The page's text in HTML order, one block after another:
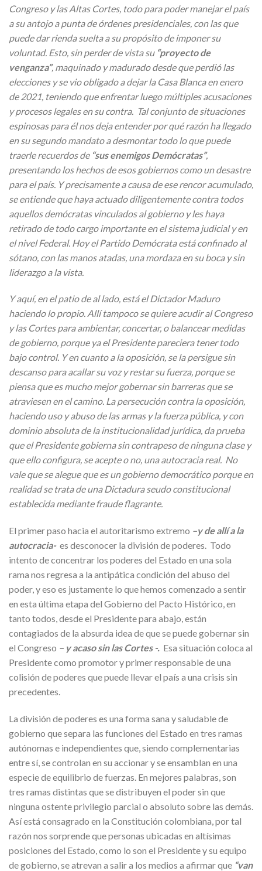
Congreso y las Altas Cortes, todo para poder manejar el país
a su antojo a punta de órdenes presidenciales, con las que
puede dar rienda suelta a su propósito de imponer su
voluntad. Esto, sin perder de vista su “proyecto de
venganza”, maquinado y madurado desde que perdió las
elecciones y se vio obligado a dejar la Casa Blanca en enero
de 2021, teniendo que enfrentar luego múltiples acusaciones
y procesos legales en su contra. Tal conjunto de situaciones
espinosas para él nos deja entender por qué razón ha llegado
en su segundo mandato a desmontar todo lo que puede
traerle recuerdos de “sus enemigos Demócratas”,
presentando los hechos de esos gobiernos como un desastre
para el país. Y precisamente a causa de ese rencor acumulado,
se entiende que haya actuado diligentemente contra todos
aquellos demócratas vinculados al gobierno y les haya
retirado de todo cargo importante en el sistema judicial y en
el nivel Federal. Hoy el Partido Demócrata está confinado al
sótano, con las manos atadas, una mordaza en su boca y sin
liderazgo a la vista.
Y aquí, en el patio de al lado, está el Dictador Maduro
haciendo lo propio. Allí tampoco se quiere acudir al Congreso
y las Cortes para ambientar, concertar, o balancear medidas
de gobierno, porque ya el Presidente pareciera tener todo
bajo control. Y en cuanto a la oposición, se la persigue sin
descanso para acallar su voz y restar su fuerza, porque se
piensa que es mucho mejor gobernar sin barreras que se
atraviesen en el camino. La persecución contra la oposición,
haciendo uso y abuso de las armas y la fuerza pública, y con
dominio absoluta de la institucionalidad jurídica, da prueba
que el Presidente gobierna sin contrapeso de ninguna clase y
que ello configura, se acepte o no, una autocracia real. No
vale que se alegue que es un gobierno democrático porque en
realidad se trata de una Dictadura seudo constitucional
establecida mediante fraude flagrante.
El primer paso hacia el autoritarismo extremo –y de allí a la
autocracia-es desconocer la división de poderes. Todo
intento de concentrar los poderes del Estado en una sola
rama nos regresa a la antipática condición del abuso del
poder, y eso es justamente lo que hemos comenzado a sentir
en esta última etapa del Gobierno del Pacto Histórico, en
tanto todos, desde el Presidente para abajo, están
contagiados de la absurda idea de que se puede gobernar sin
el Congreso – y acaso sin las Cortes -. Esa situación coloca al
Presidente como promotor y primer responsable de una
colisión de poderes que puede llevar el país a una crisis sin
precedentes.
La división de poderes es una forma sana y saludable de
gobierno que separa las funciones del Estado en tres ramas
autónomas e independientes que, siendo complementarias
entre sí, se controlan en su accionar y se ensamblan en una
especie de equilibrio de fuerzas. En mejores palabras, son
tres ramas distintas que se distribuyen el poder sin que
ninguna ostente privilegio parcial o absoluto sobre las demás.
Así está consagrado en la Constitución colombiana, por tal
razón nos sorprende que personas ubicadas en altísimas
posiciones del Estado, como lo son el Presidente y su equipo
de gobierno, se atrevan a salir a los medios a afirmar que “van